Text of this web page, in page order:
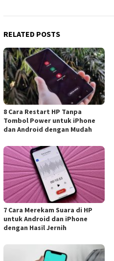
RELATED POSTS
8 Cara Restart HP Tanpa
Tombol Power untuk iPhone
dan Android dengan Mudah
7 Cara Merekam Suara di HP
untuk Android dan iPhone
dengan Hasil Jernih